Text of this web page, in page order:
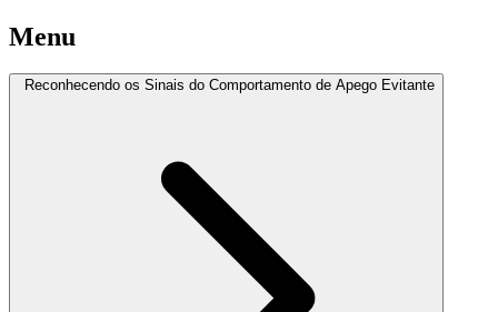
Menu
Reconhecendo os Sinais do Comportamento de Apego Evitante